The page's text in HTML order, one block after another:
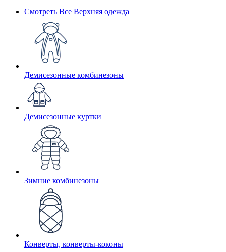
Смотреть Все Верхняя одежда
Демисезонные комбинезоны
Демисезонные куртки
Зимние комбинезоны
Конверты, конверты-коконы